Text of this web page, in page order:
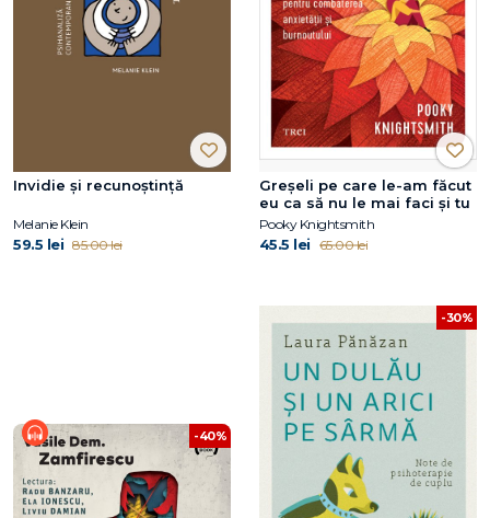
Invidie și recunoștință
Melanie Klein
59.5 lei 85.00 lei
Greșeli pe care le-am făcut
eu ca să nu le mai faci și tu
Pooky Knightsmith
45.5 lei 65.00 lei
-40%
-30%